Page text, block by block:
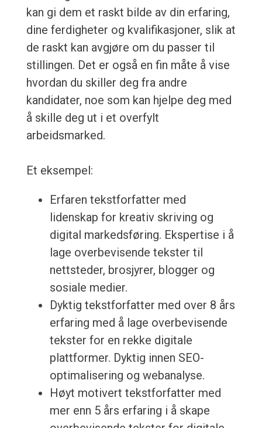
kan gi dem et raskt bilde av din erfaring,
dine ferdigheter og kvalifikasjoner, slik at
de raskt kan avgjøre om du passer til
stillingen. Det er også en fin måte å vise
hvordan du skiller deg fra andre
kandidater, noe som kan hjelpe deg med
å skille deg ut i et overfylt
arbeidsmarked.
Et eksempel:
Erfaren tekstforfatter med
lidenskap for kreativ skriving og
digital markedsføring. Ekspertise i å
lage overbevisende tekster til
nettsteder, brosjyrer, blogger og
sosiale medier.
Dyktig tekstforfatter med over 8 års
erfaring med å lage overbevisende
tekster for en rekke digitale
plattformer. Dyktig innen SEO-
optimalisering og webanalyse.
Høyt motivert tekstforfatter med
mer enn 5 års erfaring i å skape